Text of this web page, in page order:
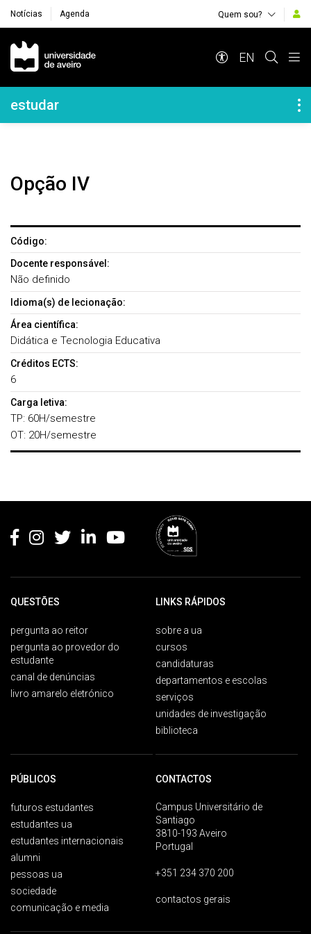
Notícias Agenda Quem sou?
Navegação Principal
EN
Navegação Lateral
estudar
Opção IV
Código:
Docente responsável:
Não definido
Idioma(s) de lecionação:
Área científica:
Didática e Tecnologia Educativa
Créditos ECTS:
6
Carga letiva:
TP: 60H/semestre
OT: 20H/semestre
QUESTÕES
pergunta ao reitor
pergunta ao provedor do
estudante
canal de denúncias
livro amarelo eletrónico
LINKS RÁPIDOS
sobre a ua
cursos
candidaturas
departamentos e escolas
serviços
unidades de investigação
biblioteca
PÚBLICOS
futuros estudantes
estudantes ua
estudantes internacionais
alumni
pessoas ua
sociedade
comunicação e media
CONTACTOS
Campus Universitário de
Santiago
3810-193 Aveiro
Portugal
+351 234 370 200
contactos gerais